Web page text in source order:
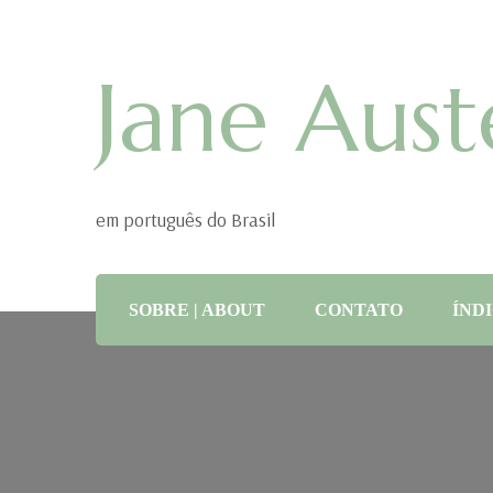
Jane
em português do Brasil
SOBRE | ABOUT CONTATO